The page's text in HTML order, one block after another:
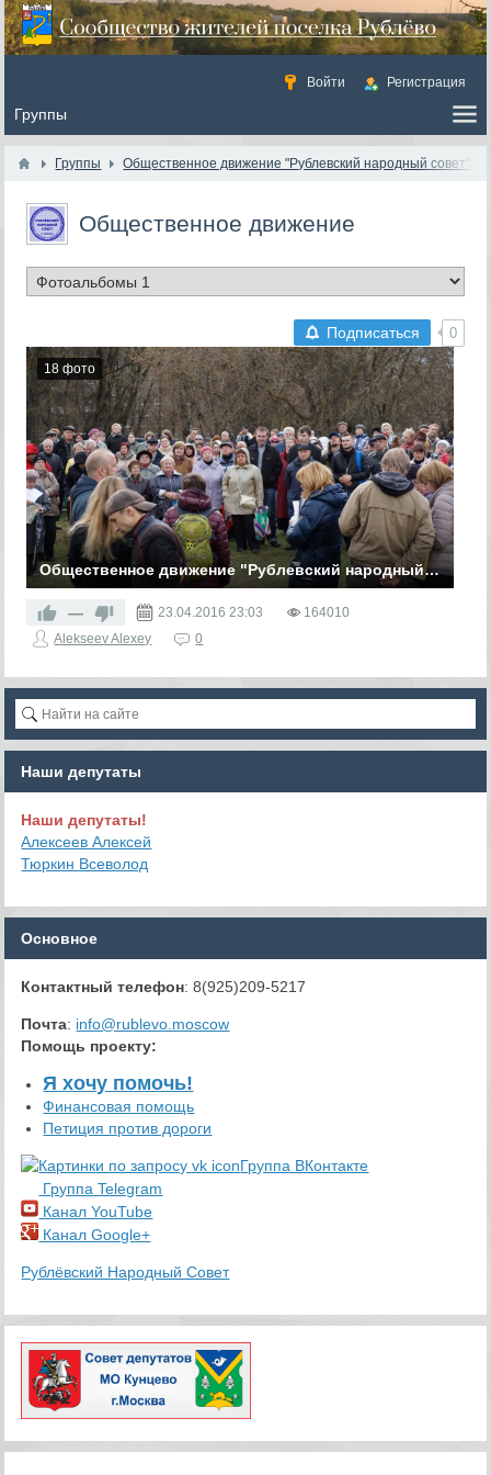
Войти Регистрация
Группы Общественное движение "Рублевский народный совет"
Общественное движение
"Рублевский народный совет"/
Подписаться 0
18 фото
Общественное движение "Рублевский народный совет" → 23.04.16 Митинг жителей против ухудшения экологической ситуации в г. Москве
против ухудшения экологической ситуации в г. Москве.
— 23.04.2016 23:03
164010
Alekseev Alexey
0
Наши депутаты
Наши депутаты!
Алексеев Алексей
Тюркин Всеволод
Основное
Контактный телефон: 8(925)209-5217
Почта: info@rublevo.moscow
Помощь проекту:
Я хочу помочь!
Финансовая помощь
Петиция против дороги
Группа ВКонтакте
Группа Telegram
Канал YouTube
Канал Google+
Рублёвский Народный Совет